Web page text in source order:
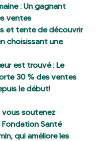
: Un gagnant
ventes
et tente de découvrir
choisissant une
est trouvé : Le
30 % des ventes
le début!
soutenez
Santé
qui améliore les